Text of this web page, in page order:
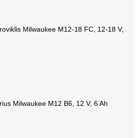
Milwaukee M12-18 FC, 12-18 V,
Milwaukee M12 B6, 12 V, 6 Ah